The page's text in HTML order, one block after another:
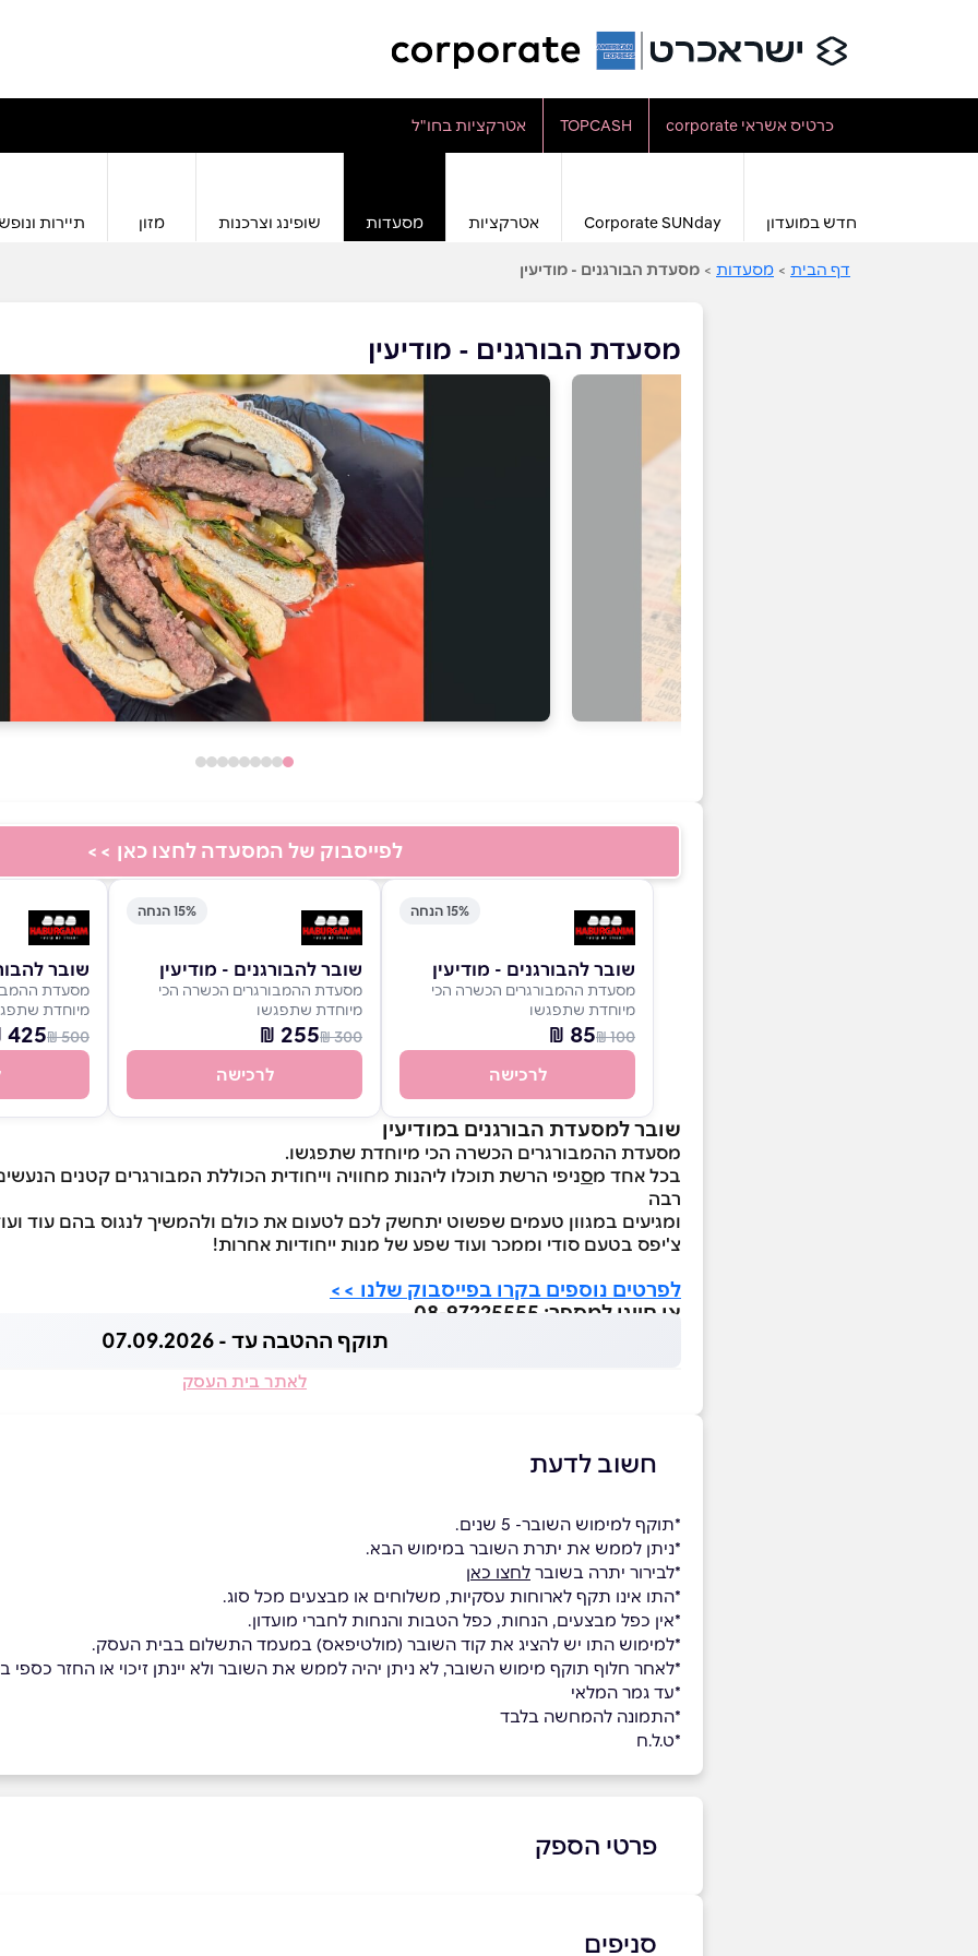
כרטיס אשראי corporate TOPCASH אטרקציות בחו"ל
חדש במועדון Corporate SUNday אטרקציות מסעדות שופינג וצרכנות מזון תיירות
דף הבית > מסעדות > מסעדת הבורגנים - מודיעין
מסעדת הבורגנים - מודיעין
לפייסבוק של המסעדה לחצו כאן >>
15% הנחה
שובר להבורגנים - מודיעין
מסעדת ההמבורגרים הכשרה הכי
מיוחדת שתפגשו
100 ₪
85 ₪
לרכישה
15% הנחה
שובר להבורגנים - מודיעין
מסעדת ההמבורגרים הכשרה הכי
מיוחדת שתפגשו
300 ₪
255 ₪
לרכישה
שובר
מסעדת
מיוחדת
500 ₪
425 ₪
שובר למסעדת הבורגנים במודיעין
מסעדת ההמבורגרים הכשרה הכי מיוחדת שתפגשו.
בכל אחד מסניפי הרשת תוכלו ליהנות מחוויה וייחודית הכוללת המבורגרים קטנים
רבה
ומגיעים במגוון טעמים שפשוט יתחשק לכם לטעום את כולם ולהמשיך לנגוס בהם עוד
צ'יפס בטעם סודי וממכר ועוד שפע של מנות ייחודיות אחרות!
לפרטים נוספים בקרו בפייסבוק שלנו >>
או חייגו למספר: 08-97225555
תוקף ההטבה עד - 07.09.2026
לאתר בית העסק
חשוב לדעת
*תוקף למימוש השובר- 5 שנים.
*ניתן לממש את יתרת השובר במימוש הבא.
*לבירור יתרה בשובר לחצו כאן
*התו אינו תקף לארוחות עסקיות, משלוחים או מבצעים מכל סוג.
*אין כפל מבצעים, הנחות, כפל הטבות והנחות לחברי מועדון.
*למימוש התו יש להציג את קוד השובר (מולטיפאס) במעמד התשלום בבית העסק.
*לאחר חלוף תוקף מימוש השובר, לא ניתן יהיה לממש את השובר ולא יינתן זיכוי או החזר כספי
*עד גמר המלאי
*התמונה להמחשה בלבד
*ט.ל.ח
פרטי הספק
סניפים